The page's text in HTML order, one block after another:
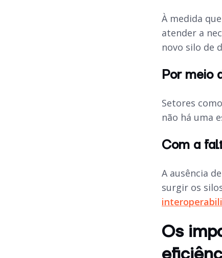
À medida
atender a
novo silo de
Por meio
Setores
não há uma
Com a
A ausência
surgir os
Os